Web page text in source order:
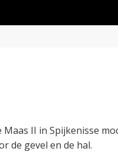
II in Spijkenisse
de gevel en de hal.